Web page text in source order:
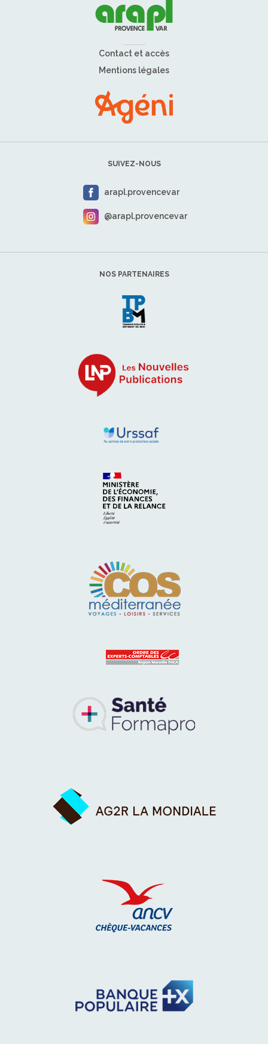
Contact et accès
Mentions légales
SUIVEZ-NOUS
arapl.provencevar
@arapl.provencevar
NOS PARTENAIRES